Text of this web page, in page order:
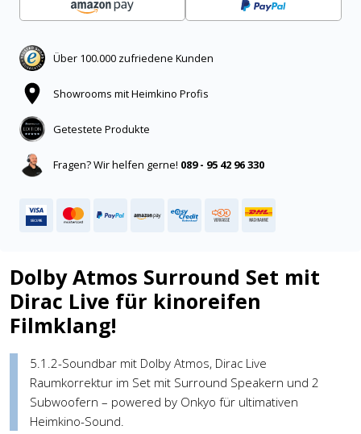
Über 100.000 zufriedene Kunden
Showrooms mit Heimkino Profis
Getestete Produkte
Fragen? Wir helfen gerne! 089 - 95 42 96 330
Dolby Atmos Surround Set mit
Dirac Live für kinoreifen
Filmklang!
5.1.2-Soundbar mit Dolby Atmos, Dirac Live
Raumkorrektur im Set mit Surround Speakern und 2
Subwoofern – powered by Onkyo für ultimativen
Heimkino-Sound.